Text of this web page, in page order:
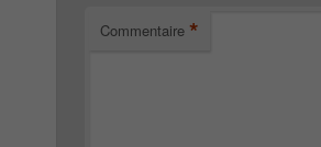
Commentaire *